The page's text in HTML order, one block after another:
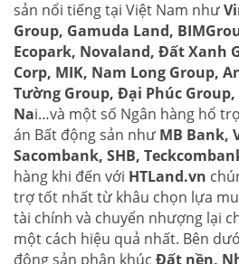
sản nổi tiếng tại Việt Nam như
Group, Gamuda Land,
Ecopark, Novaland, Đất Xanh
Corp, MIK, Nam Long Group,
Tường Group, Đại Phúc
Nai…và một số Ngân hàng hổ
án Bất động sản như MB Bank,
Sacombank, SHB,
hàng khi đến với HTLand.vn
trợ tốt nhất từ khâu chọn lựa
tài chính và chuyển nhượng lại
một cách hiệu quả nhất. Bên
động sản phân khúc Đất nền,